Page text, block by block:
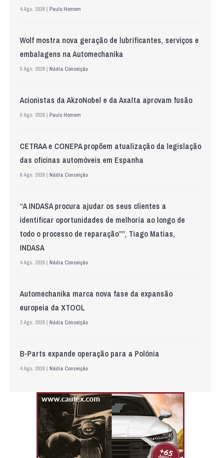
4 Ago. 2026 | Paulo Homem
Wolf mostra nova geração de lubrificantes, serviços e
embalagens na Automechanika
5 Ago. 2026 | Nádia Conceição
Acionistas da AkzoNobel e da Axalta aprovam fusão
6 Ago. 2026 | Paulo Homem
CETRAA e CONEPA propõem atualização da legislação
das oficinas automóveis em Espanha
6 Ago. 2026 | Nádia Conceição
“A INDASA procura ajudar os seus clientes a
identificar oportunidades de melhoria ao longo de
todo o processo de reparação””, Tiago Matias,
INDASA
4 Ago. 2026 | Nádia Conceição
Automechanika marca nova fase da expansão
europeia da XTOOL
3 Ago. 2026 | Nádia Conceição
B-Parts expande operação para a Polónia
4 Ago. 2026 | Nádia Conceição